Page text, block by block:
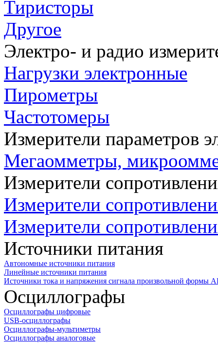
Тиристоры
Другое
Электро- и радио
Нагрузки электронные
Пирометры
Частотомеры
Измерители параметров
Мегаомметры,
Измерители
Измерители
Измерители
Источники питания
Автономные источники питания
Линейные источники питания
Источники тока и напряжения сигнала произвольной формы
Осциллографы
Осциллографы цифровые
USB-осциллографы
Осциллографы-мультиметры
Осциллографы аналоговые